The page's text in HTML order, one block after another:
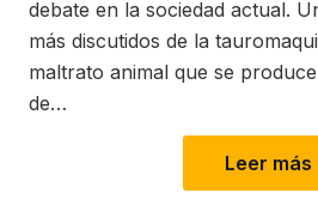
debate en la sociedad actual.
más discutidos de la
maltrato animal que se
de…
Leer más